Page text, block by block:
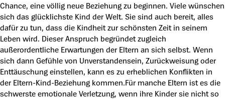
Chance, eine völlig neue Beziehung zu beginnen. Viele wünschen
sich das glücklichste Kind der Welt. Sie sind auch bereit, alles
dafür zu tun, dass die Kindheit zur schönsten Zeit in seinem
Leben wird. Dieser Anspruch begründet zugleich
außerordentliche Erwartungen der Eltern an sich selbst. Wenn
sich dann Gefühle von Unverstandensein, Zurückweisung oder
Enttäuschung einstellen, kann es zu erheblichen Konflikten in
der Eltern-Kind-Beziehung kommen.Für manche Eltern ist es die
schwerste emotionale Verletzung, wenn ihre Kinder sie nicht so